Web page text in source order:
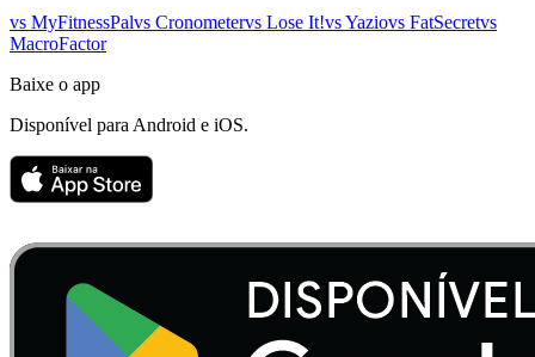
vs MyFitnessPalvs Cronometervs Lose It!vsYaziovs FatSecretvs
MacroFactor
Baixe o app
Disponível para Android e iOS.